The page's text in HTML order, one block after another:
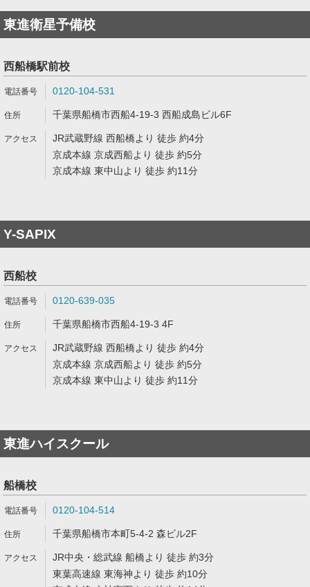
東進衛星予備校
西船橋駅前校
0120-104-531
千葉県船橋市西船4-19-3 西船成島ビル6F
JR武蔵野線 西船橋より 徒歩 約4分
京成本線 京成西船より 徒歩 約5分
京成本線 東中山より 徒歩 約11分
Y-SAPIX
西船校
0120-639-035
千葉県船橋市西船4-19-3 4F
JR武蔵野線 西船橋より 徒歩 約4分
京成本線 京成西船より 徒歩 約5分
京成本線 東中山より 徒歩 約11分
東進ハイスクール
船橋校
0120-104-514
千葉県船橋市本町5-4-2 森ビル2F
JR中央・総武線 船橋より 徒歩 約3分
東葉高速線 東海神より 徒歩 約10分